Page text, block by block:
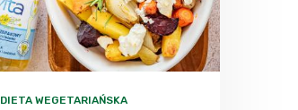
DIETA WEGETARIAŃSKA